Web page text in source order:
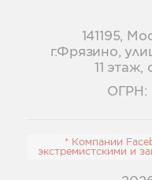
141195,
г.Фрязино,
11 этаж,
ОГРН:
* Компании
экстремистскими и